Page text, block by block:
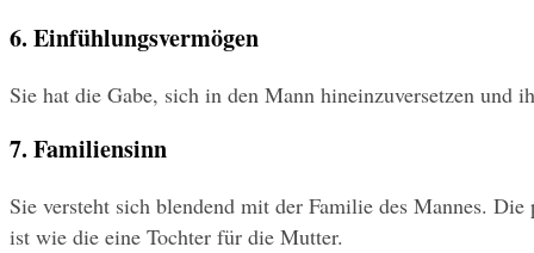
6. Einfühlungsvermögen
Sie hat die Gabe, sich in den Mann hineinzuversetzen und
7. Familiensinn
Sie versteht sich blendend mit der Familie des Mannes.
ist wie die eine Tochter für die Mutter.